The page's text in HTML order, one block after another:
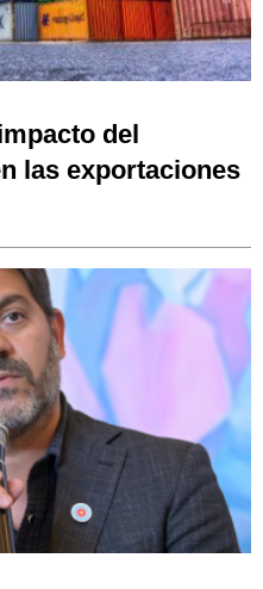
del
las exportaciones